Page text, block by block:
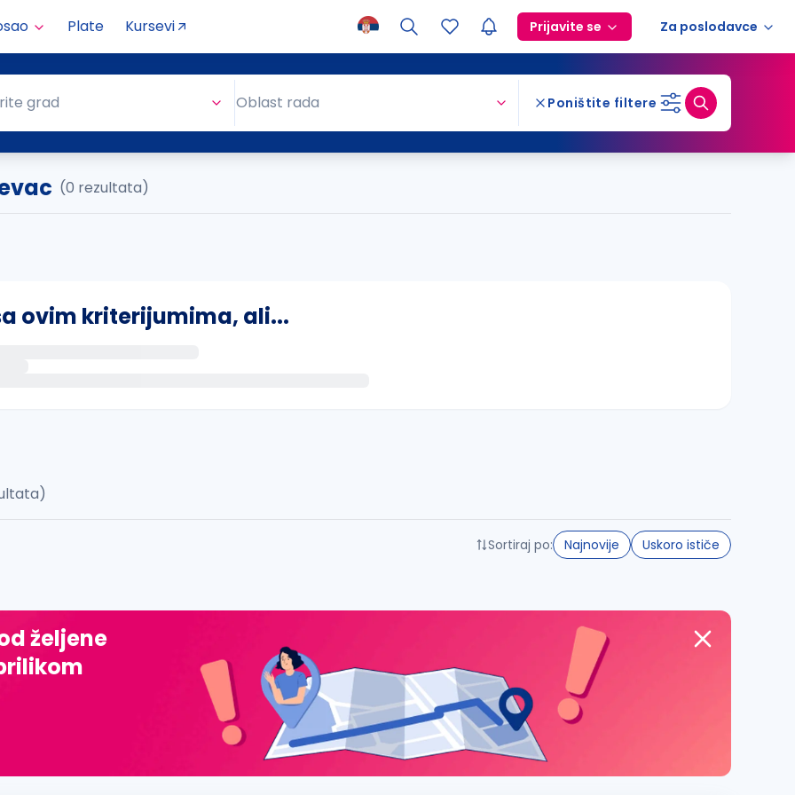
Plate Kursevi Prijavite se Za poslodavce
grad Oblast rada Poništite filtere
(0 rezultata)
ovim kriterijumima, ali...
đ, ž, dž)
Sortiraj po: Najnovije Uskoro ističe
željene